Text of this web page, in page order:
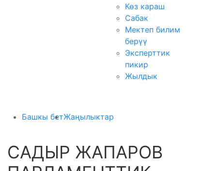
Көз караш
Сабак
Мектеп билим
берүү
Эксперттик
пикир
Жылдык
Башкы бетЖаңылыктар
САДЫР ЖАПАРОВ